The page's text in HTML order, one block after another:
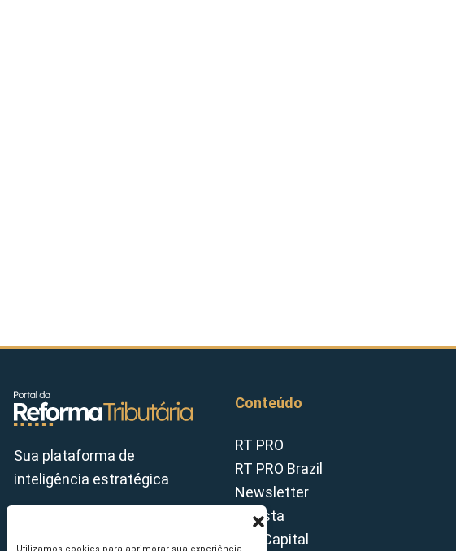
Sua plataforma de
inteligência estratégica
Conteúdo
RT PRO
RT PRO Brazil
Newsletter
Revista
Tax Capital